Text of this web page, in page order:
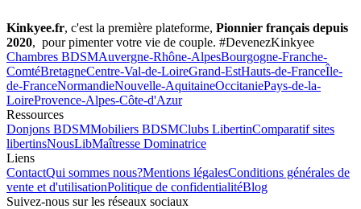
Kinkyee.fr, c'est la première plateforme, Pionnier français depuis
2020, pour pimenter votre vie de couple. #DevenezKinkyee
Chambres BDSMAuvergne-Rhône-AlpesBourgogne-Franche-
ComtéBretagneCentre-Val-de-LoireGrand-EstHauts-de-FranceÎle-
de-FranceNormandieNouvelle-AquitaineOccitaniePays-de-la-
LoireProvence-Alpes-Côte-d'Azur
Ressources
Donjons BDSMMobiliers BDSMClubs LibertinComparatif sites
libertinsNousLibMaîtresse Dominatrice
Liens
ContactQui sommes nous?Mentions légalesConditions générales de
vente et d'utilisationPolitique de confidentialitéBlog
Suivez-nous sur les réseaux sociaux